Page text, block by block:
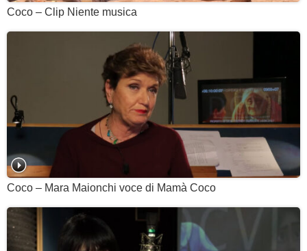
Coco – Clip Niente musica
Coco – Mara Maionchi voce di Mamà Coco